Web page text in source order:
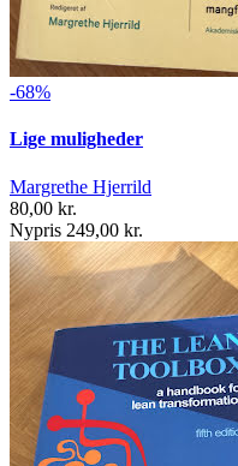
-68%
Lige muligheder
Margrethe Hjerrild
80,00 kr.
Nypris 249,00 kr.